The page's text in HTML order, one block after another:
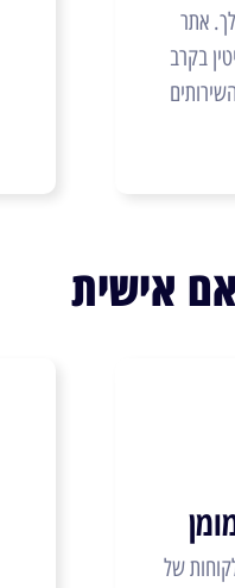
אתר
בקרב
אישית
של